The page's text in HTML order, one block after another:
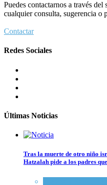
Puedes contactarnos a través
cualquier consulta, sugerencia o
Contactar
Redes Sociales
Últimas Noticias
Tras la muerte de otro niño
Hatzalah pide a los padres